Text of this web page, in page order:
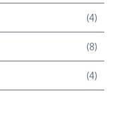
(4)
(8)
(4)